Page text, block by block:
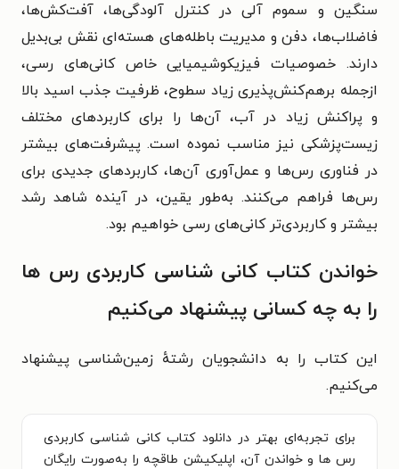
سنگین و سموم آلی در کنترل آلودگی‌ها، آفت‌کش‌ها،
فاضلاب‌ها، دفن و مدیریت باطله‌های هسته‌ای نقش بی‌بدیل
دارند. خصوصیات فیزیکوشیمیایی خاص کانی‌های رسی،
ازجمله برهم‌کنش‌پذیری زیاد سطوح، ظرفیت جذب اسید بالا
و پراکنش زیاد در آب، آن‌ها را برای کاربردهای مختلف
زیست‌پزشکی نیز مناسب نموده است. پیشرفت‌های بیشتر
در فناوری رس‌ها و عمل‌آوری آن‌ها، کاربردهای جدیدی برای
رس‌ها فراهم می‌کنند. به‌طور یقین، در آینده شاهد رشد
بیشتر و کاربردی‌تر کانی‌های رسی خواهیم بود.
خواندن کتاب کانی شناسی کاربردی رس ها
را به چه کسانی پیشنهاد می‌کنیم
این کتاب را به دانشجویان رشتهٔ زمین‌شناسی پیشنهاد
می‌کنیم.
برای تجربه‌ای بهتر در دانلود کتاب کانی شناسی کاربردی
رس ها و خواندن آن، اپلیکیشن طاقچه را به‌صورت رایگان